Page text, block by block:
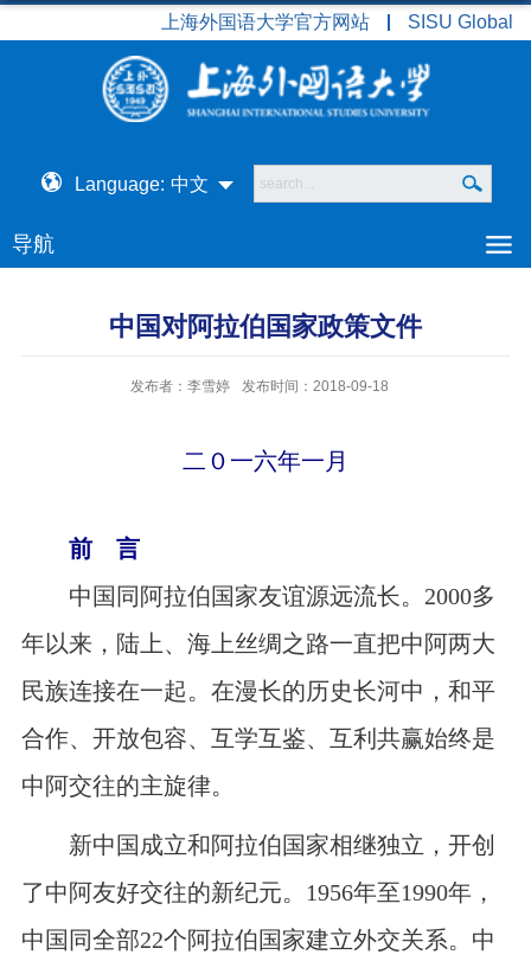
上海外国语大学官方网站 SISU Global
Language: 中文
导航
中国对阿拉伯国家政策文件
发布者：李雪婷 发布时间：2018-09-18
二０一六年一月
前 言
中国同阿拉伯国家友谊源远流长。 2000多
年以来，陆上、海上丝绸之路一直把中阿两大
民族连接在一起。在漫长的历史长河中，和平
合作、开放包容、互学互鉴、互利共赢始终是
中阿交往的主旋律。
新中国成立和阿拉伯国家相继独立，开创
了中阿友好交往的新纪元。 1956年至1990年，
中国同全部22个阿拉伯国家建立外交关系。中